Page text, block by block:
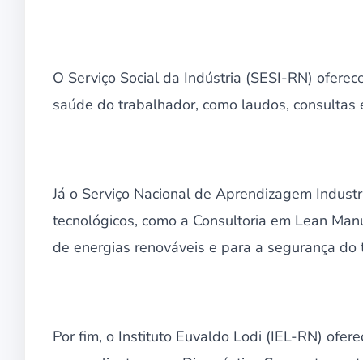
O Serviço Social da Indústria (SESI-RN)
saúde do trabalhador, como laudos,
Já o Serviço Nacional de Aprendizagem
tecnológicos, como a Consultoria em Lean
de energias renováveis e para a segurança do
Por fim, o Instituto Euvaldo Lodi (IEL-RN)